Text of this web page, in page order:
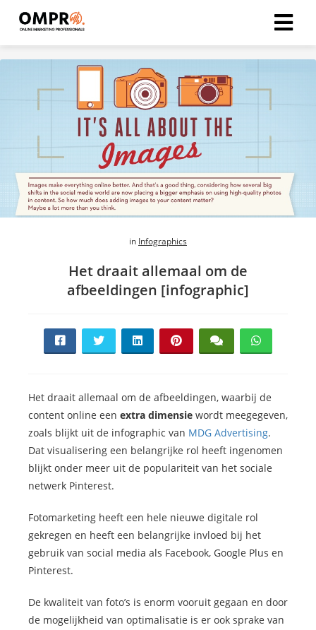
in Infographics
Het draait allemaal om de
afbeeldingen [infographic]
Het draait allemaal om de afbeeldingen, waarbij de
content online een extra dimensie wordt meegegeven,
zoals blijkt uit de infographic van MDG Advertising.
Dat visualisering een belangrijke rol heeft ingenomen
blijkt onder meer uit de populariteit van het sociale
netwerk Pinterest.
Fotomarketing heeft een hele nieuwe digitale rol
gekregen en heeft een belangrijke invloed bij het
gebruik van social media als Facebook, Google Plus en
Pinterest.
De kwaliteit van foto’s is enorm vooruit gegaan en door
de mogelijkheid van optimalisatie is er ook sprake van
zijn
om
over